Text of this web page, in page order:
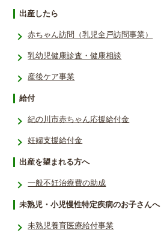
出産したら
赤ちゃん訪問（乳児全戸訪問事業）
乳幼児健康診査・健康相談
産後ケア事業
給付
紀の川市赤ちゃん応援給付金
妊婦支援給付金
出産を望まれる方へ
一般不妊治療費の助成
未熟児・小児慢性特定疾病のお子さんへ
未熟児養育医療給付事業